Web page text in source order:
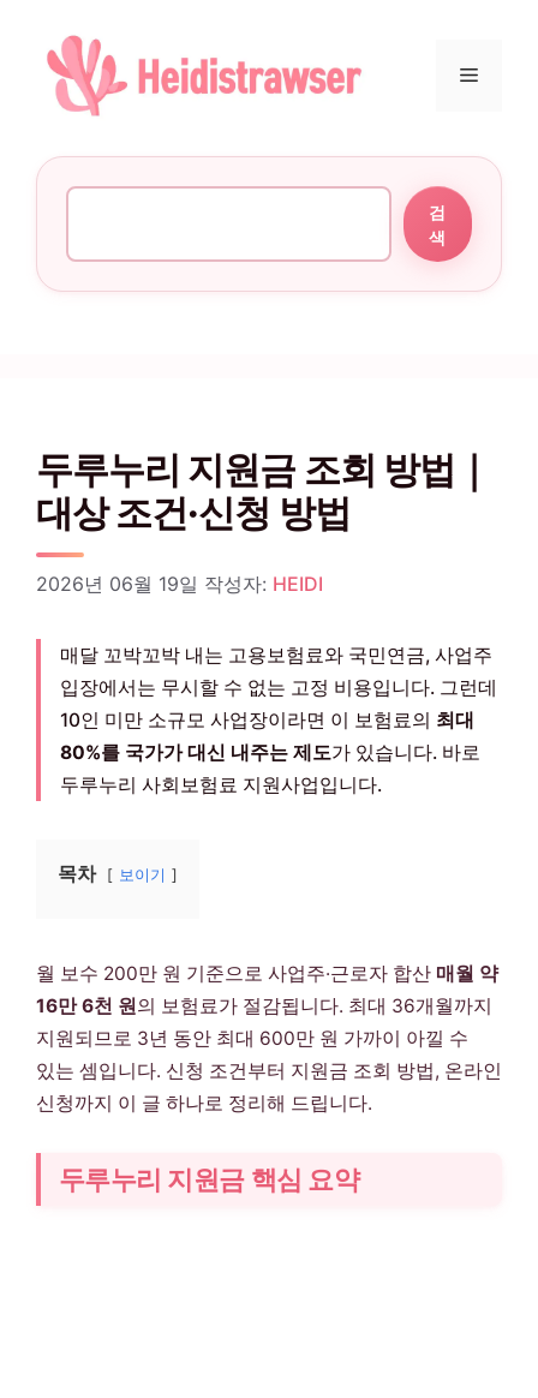
건너뛰기
메뉴
검
색
두루누리 지원금 조회 방법｜
대상 조건·신청 방법
2026년 06월 19일 작성자: HEIDI
매달 꼬박꼬박 내는 고용보험료와 국민연금, 사업주
입장에서는 무시할 수 없는 고정 비용입니다. 그런데
10인 미만 소규모 사업장이라면 이 보험료의 최대
80%를 국가가 대신 내주는 제도가 있습니다. 바로
두루누리 사회보험료 지원사업입니다.
목차 보이기
월 보수 200만 원 기준으로 사업주·근로자 합산 매월 약
16만 6천 원의 보험료가 절감됩니다. 최대 36개월까지
지원되므로 3년 동안 최대 600만 원 가까이 아낄 수
있는 셈입니다. 신청 조건부터 지원금 조회 방법, 온라인
신청까지 이 글 하나로 정리해 드립니다.
두루누리 지원금 핵심 요약